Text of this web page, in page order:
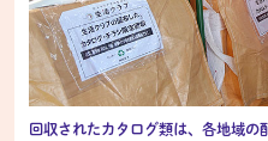
回収されたカタログ類は、各地域